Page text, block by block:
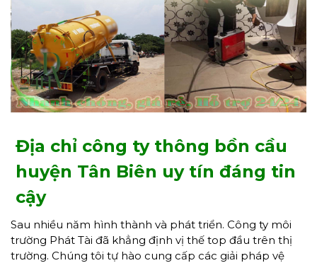
Địa chỉ công ty thông bồn cầu
huyện Tân Biên uy tín đáng tin
cậy
Sau nhiều năm hình thành và phát triển. Công ty môi
trường Phát Tài đã khẳng định vị thế top đầu trên thị
trường. Chúng tôi tự hào cung cấp các giải pháp vệ